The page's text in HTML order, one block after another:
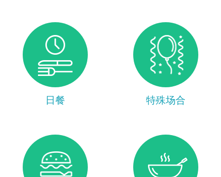
日餐 特殊场合